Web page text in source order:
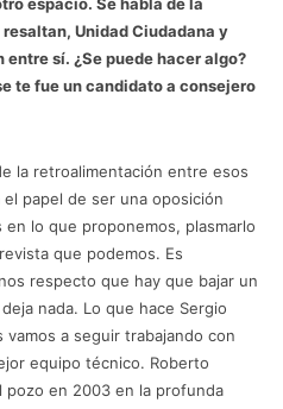
Unidad Ciudadana y
sí. ¿Se puede hacer algo?
te fue un candidato a consejero
la retroalimentación entre esos
papel de ser una oposición
lo que proponemos, plasmarlo
que podemos. Es
respecto que hay que bajar un
nada. Lo que hace Sergio
a seguir trabajando con
equipo técnico. Roberto
pozo en 2003 en la profunda